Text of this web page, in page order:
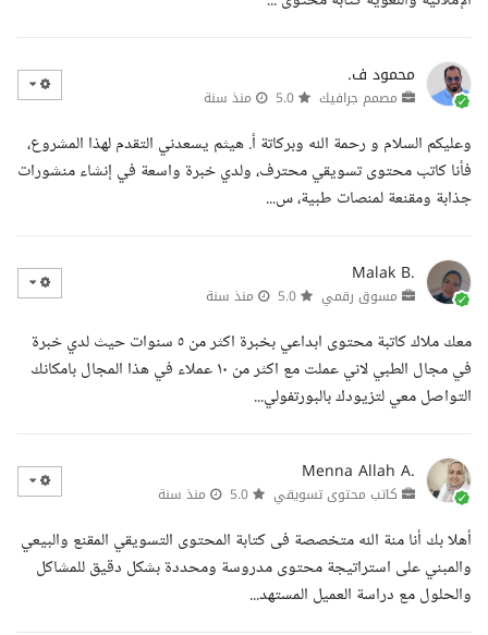
محمود ف.
مصمم جرافيك منذ سنة
وعليكم السلام و رحمة الله وبركاتة أ. هيثم يسعدني التقدم لهذا المشروع،
فأنا كاتب محتوى تسويقي محترف، ولدي خبرة واسعة في إنشاء منشورات
جذابة ومقنعة لمنصات طبية، س...
Malak B.
مسوق رقمي منذ سنة
معك ملاك كاتبة محتوى ابداعي بخبرة اكثر من ٥ سنوات حيث لدي خبرة
في مجال الطبي لاني عملت مع اكثر من ١٠ عملاء في هذا المجال بامكانك
التواصل معي لتزيودك بالبورتفولي...
Menna Allah A.
كاتب محتوى تسويقي منذ سنة
أهلا بك أنا منة الله متخصصة فى كتابة المحتوى التسويقي المقنع والبيعي
والمبني على استراتيجة محتوى مدروسة ومحددة بشكل دقيق للمشاكل
والحلول مع دراسة العميل المستهد...